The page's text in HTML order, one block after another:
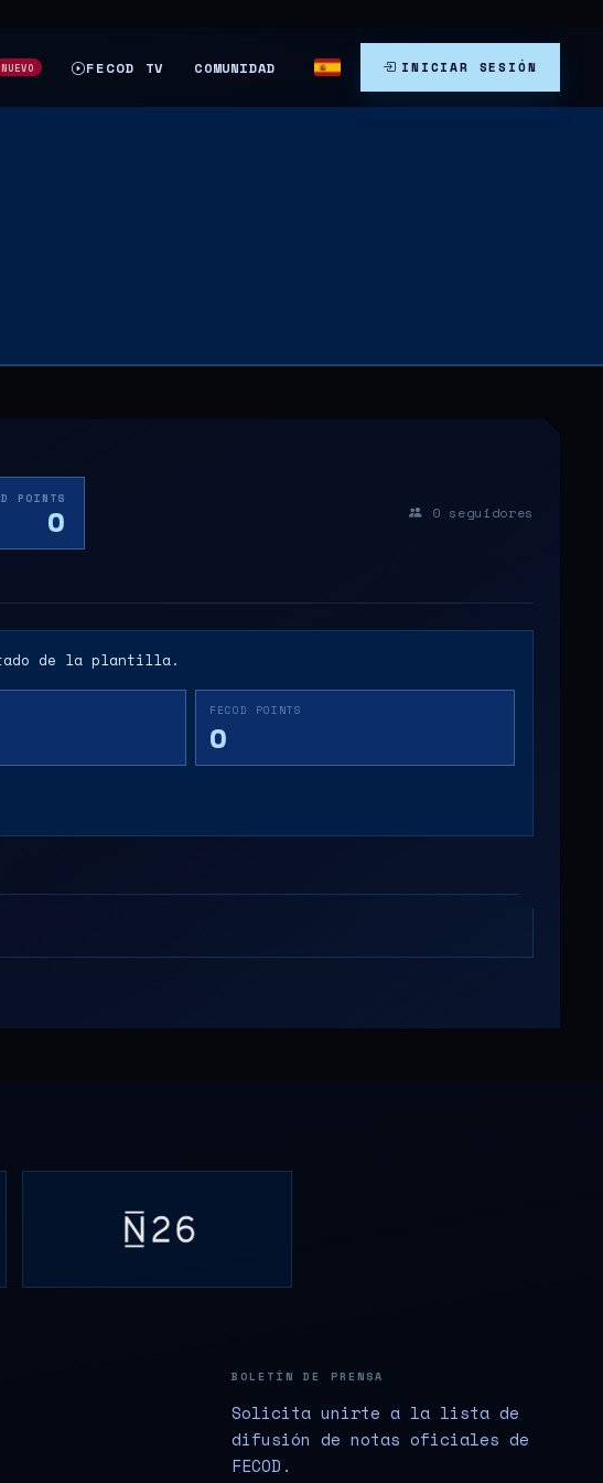
NUEVO FECOD TV COMUNIDAD INICIAR SESIÓN
POINTS
0 0 seguidores
de la plantilla.
FECOD POINTS
0
BOLETÍN DE PRENSA
Solicita unirte a la lista de
difusión de notas oficiales de
FECOD.